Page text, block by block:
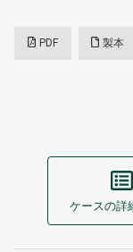
PDF 製本
ケースの詳